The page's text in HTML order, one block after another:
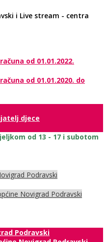
i Live stream - centra
od 01.01.2022.
od 01.01.2020. do
djece
od 13 - 17 i subotom
Podravski
Novigrad Podravski
Podravski